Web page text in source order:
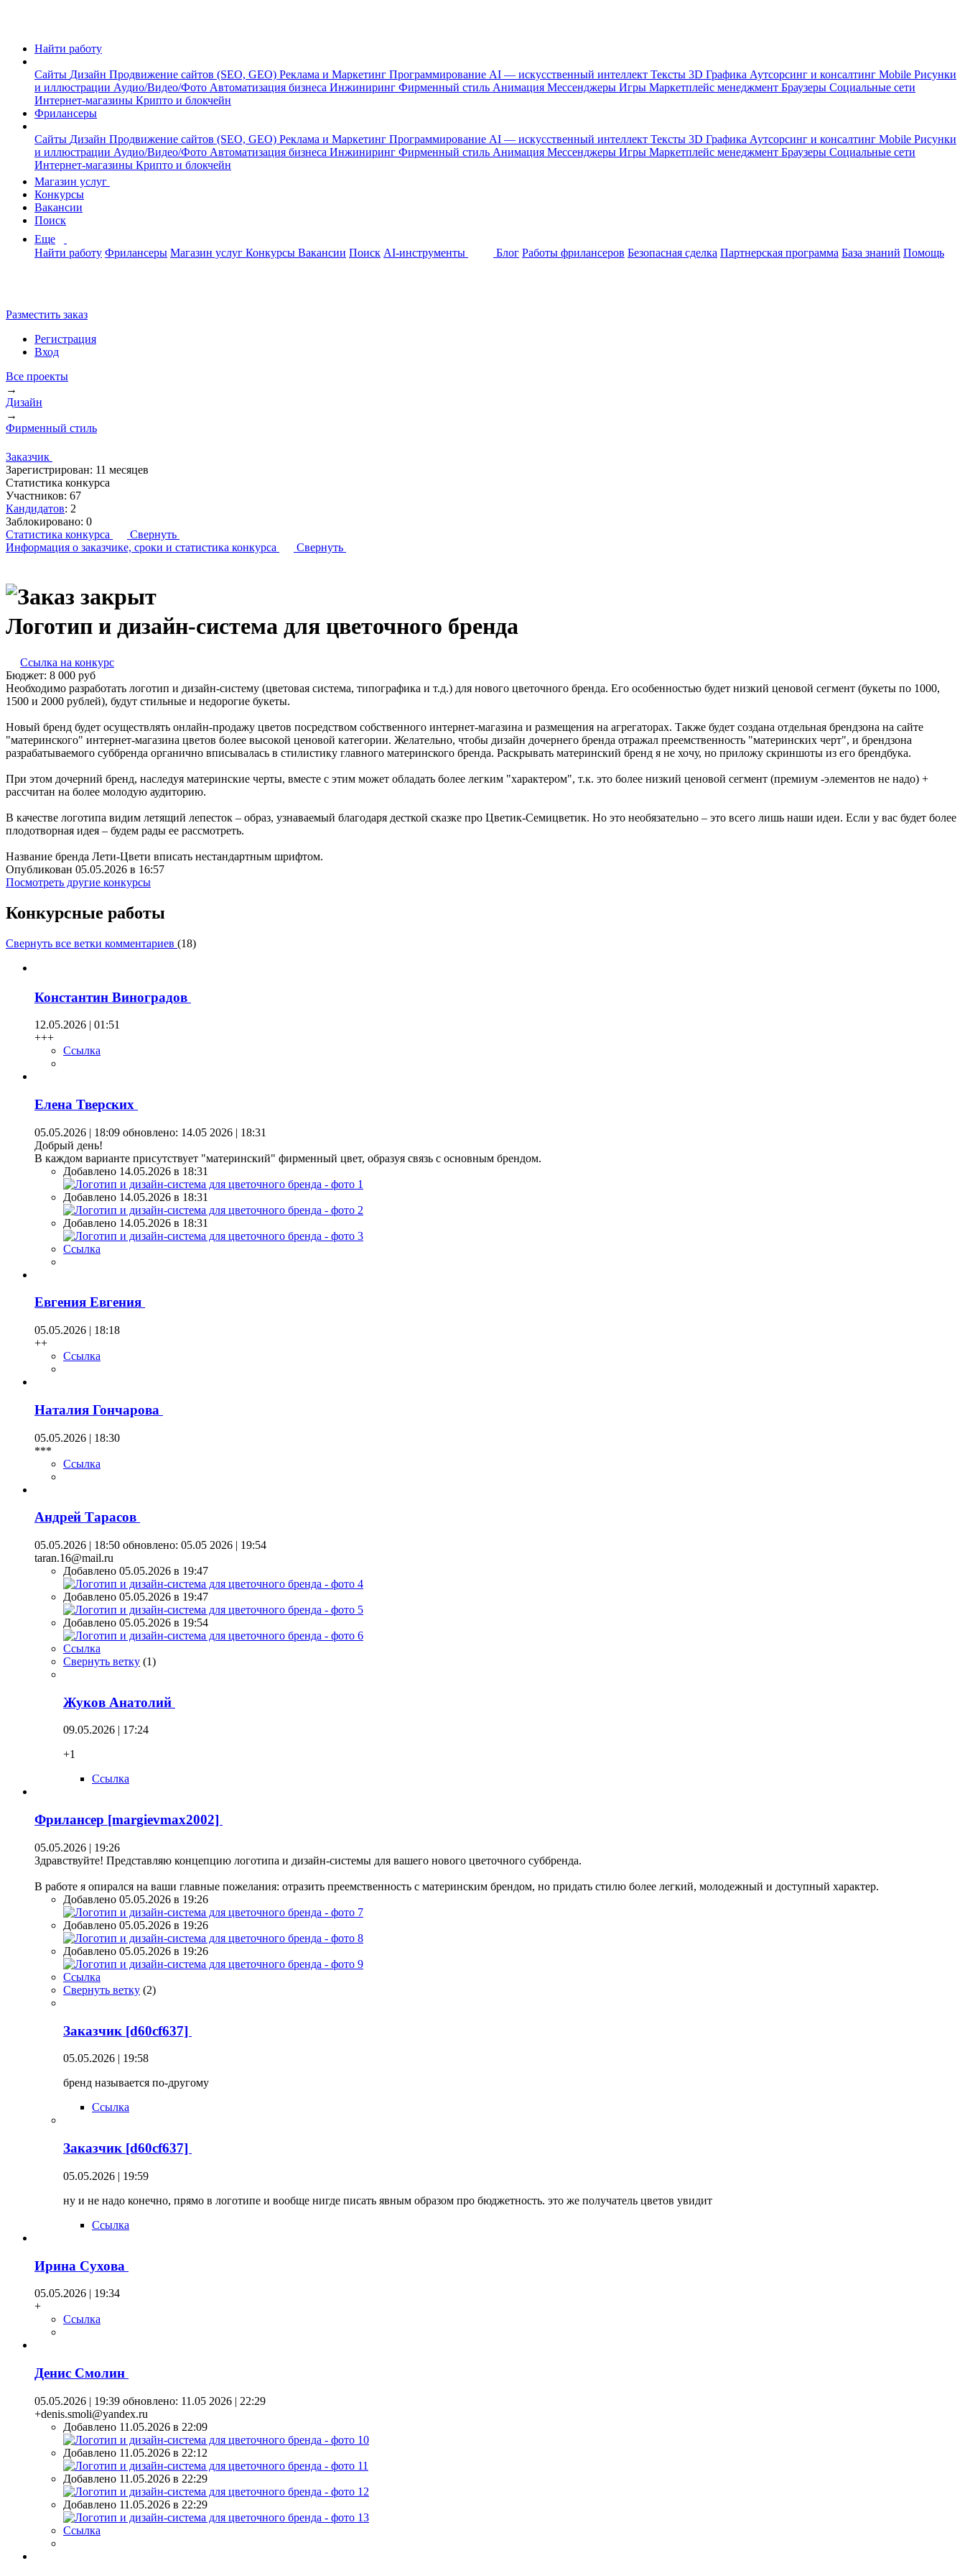
Найти работу
Сайты Дизайн Продвижение сайтов (SEO, GEO) Реклама и Маркетинг Программирование AI — искусственный интеллект Тексты 3D Графика Аутсорсинг и консалтинг Mobile Рисунки
и иллюстрации Аудио/Видео/Фото Автоматизация бизнеса Инжиниринг Фирменный стиль Анимация Мессенджеры Игры Маркетплейс менеджмент Браузеры Социальные сети
Интернет-магазины Крипто и блокчейн
Фрилансеры
Сайты Дизайн Продвижение сайтов (SEO, GEO) Реклама и Маркетинг Программирование AI — искусственный интеллект Тексты 3D Графика Аутсорсинг и консалтинг Mobile Рисунки
и иллюстрации Аудио/Видео/Фото Автоматизация бизнеса Инжиниринг Фирменный стиль Анимация Мессенджеры Игры Маркетплейс менеджмент Браузеры Социальные сети
Интернет-магазины Крипто и блокчейн
Магазин услуг
Конкурсы
Вакансии
Поиск
Еще
Найти работу Фрилансеры Магазин услуг Конкурсы Вакансии Поиск AI-инструменты Блог Работы фрилансеров Безопасная сделка Партнерская программа База знаний Помощь
Разместить заказ
Регистрация
Вход
Все проекты
→
Дизайн
→
Фирменный стиль
Заказчик
Зарегистрирован: 11 месяцев
Статистика конкурса
Участников: 67
Кандидатов: 2
Заблокировано: 0
Статистика конкурса
Свернуть
Информация о заказчике, сроки и статистика конкурса Свернуть
Логотип и дизайн-система для цветочного бренда
Ссылка на конкурс
Бюджет: 8 000 руб
Необходимо разработать логотип и дизайн-систему (цветовая система, типографика и т.д.) для нового цветочного бренда. Его особенностью будет низкий ценовой сегмент (букеты по 1000,
1500 и 2000 рублей), будут стильные и недорогие букеты.
Новый бренд будет осуществлять онлайн-продажу цветов посредством собственного интернет-магазина и размещения на агрегаторах. Также будет создана отдельная брендзона на сайте
"материнского" интернет-магазина цветов более высокой ценовой категории. Желательно, чтобы дизайн дочернего бренда отражал преемственность "материнских черт", и брендзона
разрабатываемого суббренда органично вписывалась в стилистику главного материнского бренда. Раскрывать материнский бренд я не хочу, но приложу скриншоты из его брендбука.
При этом дочерний бренд, наследуя материнские черты, вместе с этим может обладать более легким "характером", т.к. это более низкий ценовой сегмент (премиум -элементов не надо) +
рассчитан на более молодую аудиторию.
В качестве логотипа видим летящий лепесток – образ, узнаваемый благодаря десткой сказке про Цветик-Семицветик. Но это необязательно – это всего лишь наши идеи. Если у вас будет более
плодотворная идея – будем рады ее рассмотреть.
Название бренда Лети-Цвети вписать нестандартным шрифтом.
Опубликован 05.05.2026 в 16:57
Посмотреть другие конкурсы
Конкурсные работы
Свернуть все ветки комментариев (18)
Константин Виноградов
12.05.2026 | 01:51
+++
Ссылка
Елена Тверских
05.05.2026 | 18:09 обновлено: 14.05 2026 | 18:31
Добрый день!
В каждом варианте присутствует "материнский" фирменный цвет, образуя связь с основным брендом.
Добавлено 14.05.2026 в 18:31
Добавлено 14.05.2026 в 18:31
Добавлено 14.05.2026 в 18:31
Ссылка
Евгения Евгения
05.05.2026 | 18:18
++
Ссылка
Наталия Гончарова
05.05.2026 | 18:30
***
Ссылка
Андрей Тарасов
05.05.2026 | 18:50 обновлено: 05.05 2026 | 19:54
taran.16@mail.ru
Добавлено 05.05.2026 в 19:47
Добавлено 05.05.2026 в 19:47
Добавлено 05.05.2026 в 19:54
Ссылка
Свернуть ветку (1)
Жуков Анатолий
09.05.2026 | 17:24
+1
Ссылка
Фрилансер [margievmax2002]
05.05.2026 | 19:26
Здравствуйте! Представляю концепцию логотипа и дизайн-системы для вашего нового цветочного суббренда.
В работе я опирался на ваши главные пожелания: отразить преемственность с материнским брендом, но придать стилю более легкий, молодежный и доступный характер.
Добавлено 05.05.2026 в 19:26
Добавлено 05.05.2026 в 19:26
Добавлено 05.05.2026 в 19:26
Ссылка
Свернуть ветку (2)
Заказчик [d60cf637]
05.05.2026 | 19:58
бренд называется по-другому
Ссылка
Заказчик [d60cf637]
05.05.2026 | 19:59
ну и не надо конечно, прямо в логотипе и вообще нигде писать явным образом про бюджетность. это же получатель цветов увидит
Ссылка
Ирина Сухова
05.05.2026 | 19:34
+
Ссылка
Денис Смолин
05.05.2026 | 19:39 обновлено: 11.05 2026 | 22:29
+denis.smoli@yandex.ru
Добавлено 11.05.2026 в 22:09
Добавлено 11.05.2026 в 22:12
Добавлено 11.05.2026 в 22:29
Добавлено 11.05.2026 в 22:29
Ссылка